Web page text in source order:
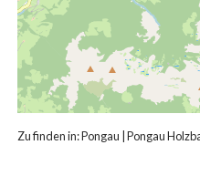
Zu finden in:Pongau Pongau